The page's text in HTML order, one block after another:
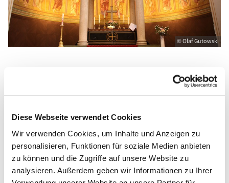
Diese Webseite verwendet Cookies
Wir verwenden Cookies, um Inhalte und Anzeigen zu
personalisieren, Funktionen für soziale Medien anbieten
zu können und die Zugriffe auf unsere Website zu
analysieren. Außerdem geben wir Informationen zu Ihrer
© Olaf Gutowski
Offene Kirche St. Nikolai zwischen den Jahren
Kirche und Turm sind zu folgenden Zeiten für Sie
geöffnet:
Mittwoch, 27. Dezember Offene Kirche und
Turmaufstieg 9:30-17 Uhr